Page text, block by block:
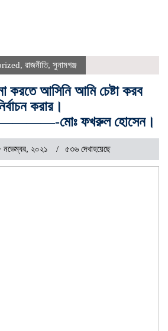
, রাজনীতি, সুনামগঞ্জ
করতে আসিনি আমি চেষ্টা করব
করার।
মোঃ ফখরুল হোসেন।
নভেম্বর, ২০২১ ৫৩৬ দেখাহয়েছে